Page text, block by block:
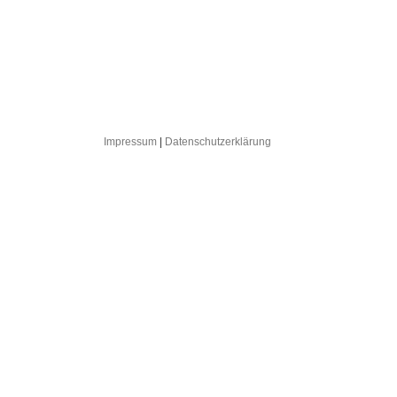
Impressum Datenschutzerklärung